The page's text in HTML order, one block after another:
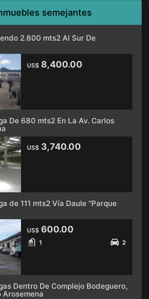
semejantes
2.800 mts2 Al Sur De
US$ 8,400.00
De 680 mts2 En La Av. Carlos
US$ 3,740.00
de 111 mts2 Vía Daule ''Parque
US$ 600.00
1 2
Dentro De Complejo Bodeguero,
Arosemena